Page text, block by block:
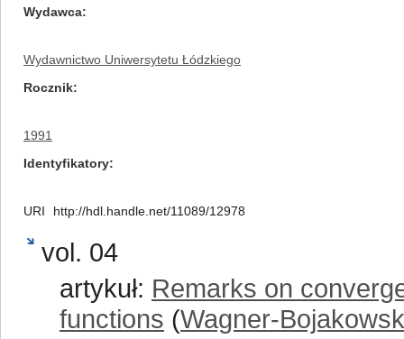
Wydawca
Wydawnictwo Uniwersytetu Łódzkiego
Rocznik
1991
Identyfikatory
URI http://hdl.handle.net/11089/12978
vol. 04
artykuł: Remarks on
functions (Wagner-